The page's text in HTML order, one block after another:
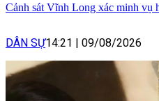
Cảnh sát Vĩnh Long xác minh vụ
DÂN SỰ14:21 | 09/08/2026